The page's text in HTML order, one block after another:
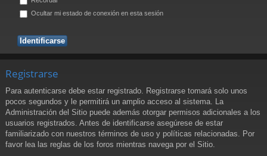
Ocultar mi estado de conexión en esta sesión
Registrarse
Para autenticarse debe estar registrado. Registrarse tomará solo unos
pocos segundos y le permitirá un amplio acceso al sistema. La
Administración del Sitio puede además otorgar permisos adicionales a los
usuarios registrados. Antes de identificarse asegúrese de estar
familiarizado con nuestros términos de uso y políticas relacionadas. Por
favor lea las reglas de los foros mientras navega por el Sitio.